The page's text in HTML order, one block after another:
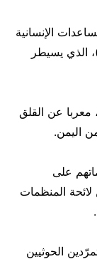
الإنسانية
الذي يسيطر
معربا عن القلق
اليمن.
على
لائحة المنظمات
الحوثيين